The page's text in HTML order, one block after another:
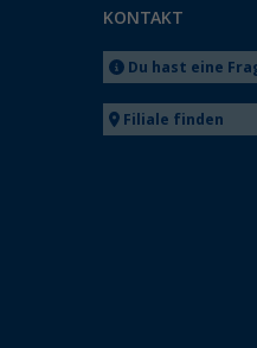
KONTAKT
Du hast eine
Filiale finden